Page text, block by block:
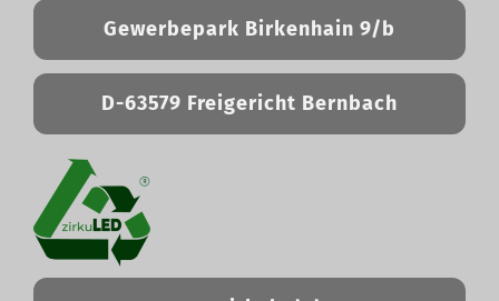
Gewerbepark Birkenhain 9/b
D-63579 Freigericht Bernbach